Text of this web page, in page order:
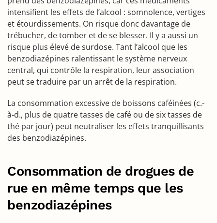
intensifient les effets de l’alcool : somnolence, vertiges
et étourdissements. On risque donc davantage de
trébucher, de tomber et de se blesser. Il y a aussi un
risque plus élevé de surdose. Tant l’alcool que les
benzodiazépines ralentissant le système nerveux
central, qui contrôle la respiration, leur association
peut se traduire par un arrêt de la respiration.
La consommation excessive de boissons caféinées (c.-
à-d., plus de quatre tasses de café ou de six tasses de
thé par jour) peut neutraliser les effets tranquillisants
des benzodiazépines.
Consommation de drogues de
rue en même temps que les
benzodiazépines